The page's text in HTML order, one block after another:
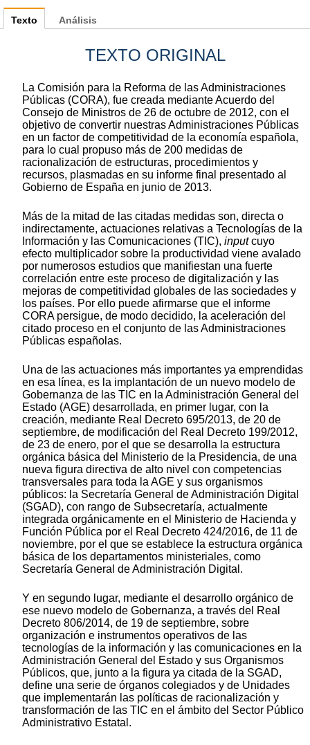
Texto
TEXTO ORIGINAL
La Comisión para la Reforma de las Administraciones
Públicas (CORA), fue creada mediante Acuerdo del
Consejo de Ministros de 26 de octubre de 2012, con el
objetivo de convertir nuestras Administraciones Públicas
en un factor de competitividad de la economía española,
para lo cual propuso más de 200 medidas de
racionalización de estructuras, procedimientos y
recursos, plasmadas en su informe final presentado al
Gobierno de España en junio de 2013.
Más de la mitad de las citadas medidas son, directa o
indirectamente, actuaciones relativas a Tecnologías de la
Información y las Comunicaciones (TIC), inputcuyo
efecto multiplicador sobre la productividad viene avalado
por numerosos estudios que manifiestan una fuerte
correlación entre este proceso de digitalización y las
mejoras de competitividad globales de las sociedades y
los países. Por ello puede afirmarse que el informe
CORA persigue, de modo decidido, la aceleración del
citado proceso en el conjunto de las Administraciones
Públicas españolas.
Una de las actuaciones más importantes ya emprendidas
en esa línea, es la implantación de un nuevo modelo de
Gobernanza de las TIC en la Administración General del
Estado (AGE) desarrollada, en primer lugar, con la
creación, mediante Real Decreto 695/2013, de 20 de
septiembre, de modificación del Real Decreto 199/2012,
de 23 de enero, por el que se desarrolla la estructura
orgánica básica del Ministerio de la Presidencia, de una
nueva figura directiva de alto nivel con competencias
transversales para toda la AGE y sus organismos
públicos: la Secretaría General de Administración Digital
(SGAD), con rango de Subsecretaría, actualmente
integrada orgánicamente en el Ministerio de Hacienda y
Función Pública por el Real Decreto 424/2016, de 11 de
noviembre, por el que se establece la estructura orgánica
básica de los departamentos ministeriales, como
Secretaría General de Administración Digital.
Y en segundo lugar, mediante el desarrollo orgánico de
ese nuevo modelo de Gobernanza, a través del Real
Decreto 806/2014, de 19 de septiembre, sobre
organización e instrumentos operativos de las
tecnologías de la información y las comunicaciones en la
Administración General del Estado y sus Organismos
Públicos, que, junto a la figura ya citada de la SGAD,
define una serie de órganos colegiados y de Unidades
que implementarán las políticas de racionalización y
transformación de las TIC en el ámbito del Sector Público
Administrativo Estatal.
Análisis